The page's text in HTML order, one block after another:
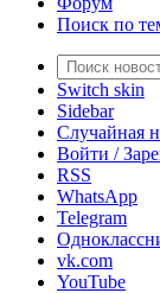
Поиск по
Switch skin
Sidebar
Случайная
Войти /
RSS
WhatsApp
Telegram
vk.com
YouTube